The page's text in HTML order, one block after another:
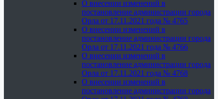
О внесении изменений в
постановление администрации города
Орла от 17.11.2021 года № 4765
О внесении изменений в
постановление администрации города
Орла от 17.11.2021 года № 4766
О внесении изменений в
постановление администрации города
Орла от 17.11.2021 года № 4768
О внесении изменений в
постановление администрации города